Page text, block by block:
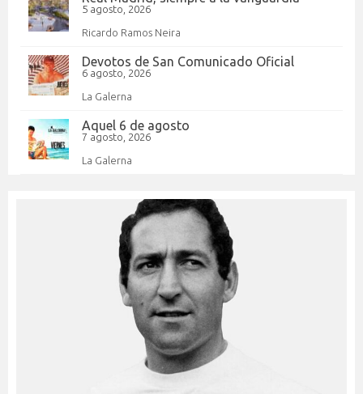
5 agosto, 2026
Ricardo Ramos Neira
Devotos de San Comunicado Oficial
6 agosto, 2026
La Galerna
Aquel 6 de agosto
7 agosto, 2026
La Galerna